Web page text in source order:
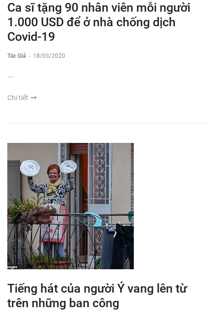
Ca sĩ tặng 90 nhân viên mỗi người
1.000 USD để ở nhà chống dịch
Covid-19
Tác Giả - 18/03/2020
...
Chi tiết
Tiếng hát của người Ý vang lên từ
trên những ban công